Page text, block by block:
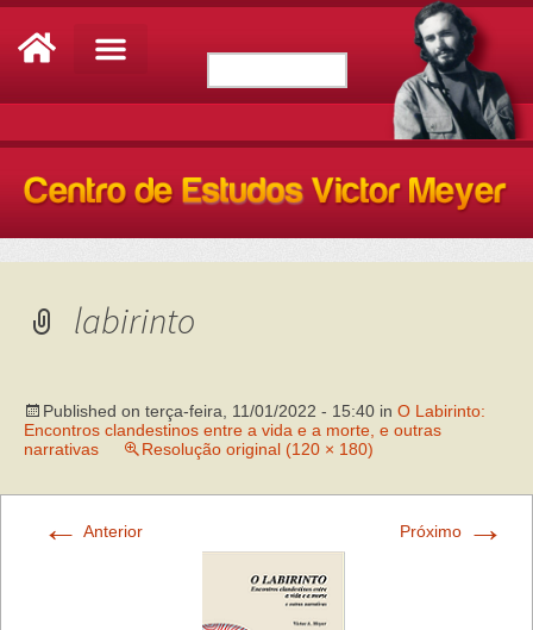
labirinto
Published on terça-feira, 11/01/2022 - 15:40 in O Labirinto:
Encontros clandestinos entre a vida e a morte, e outras
narrativas
Resolução original (120 × 180)
← Anterior Próximo →